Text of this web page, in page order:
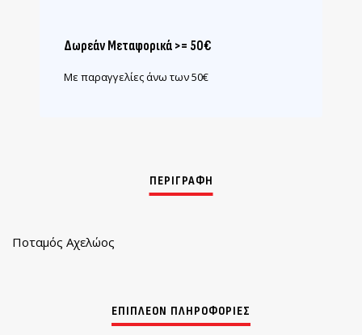
Δωρεάν Μεταφορικά >= 50€
Με παραγγελίες άνω των 50€
Ποταμός Αχελώος